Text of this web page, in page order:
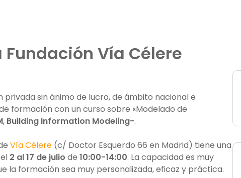
Vía Célere
privada sin ánimo de lucro, de ámbito nacional e
formación con un curso sobre «Modelado de
, Building Information Modeling-.
Vía Célere (c/ Doctor Esquerdo 66 en Madrid) tiene una
2 al 17 de julio de 10:00-14:00. La capacidad es muy
la formación sea muy personalizada, eficaz y práctica.